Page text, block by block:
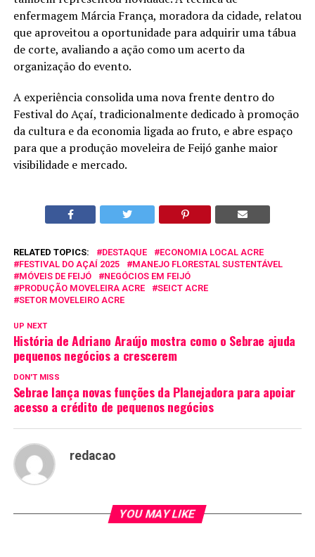
enfermagem Márcia França, moradora da cidade, relatou
que aproveitou a oportunidade para adquirir uma tábua
de corte, avaliando a ação como um acerto da
organização do evento.
A experiência consolida uma nova frente dentro do
Festival do Açaí, tradicionalmente dedicado à promoção
da cultura e da economia ligada ao fruto, e abre espaço
para que a produção moveleira de Feijó ganhe maior
visibilidade e mercado.
RELATED TOPICS: DESTAQUE
ECONOMIA LOCAL ACRE
FESTIVAL DO AÇAÍ 2025
MANEJO FLORESTAL SUSTENTÁVEL
MÓVEIS DE FEIJÓ
NEGÓCIOS EM FEIJÓ
PRODUÇÃO MOVELEIRA ACRE
SEICT ACRE
SETOR MOVELEIRO ACRE
UP NEXT
História de Adriano Araújo mostra como o Sebrae ajuda
pequenos negócios a crescerem
DON'T MISS
Sebrae lança novas funções da Planejadora para apoiar
acesso a crédito de pequenos negócios
redacao
YOU MAY LIKE